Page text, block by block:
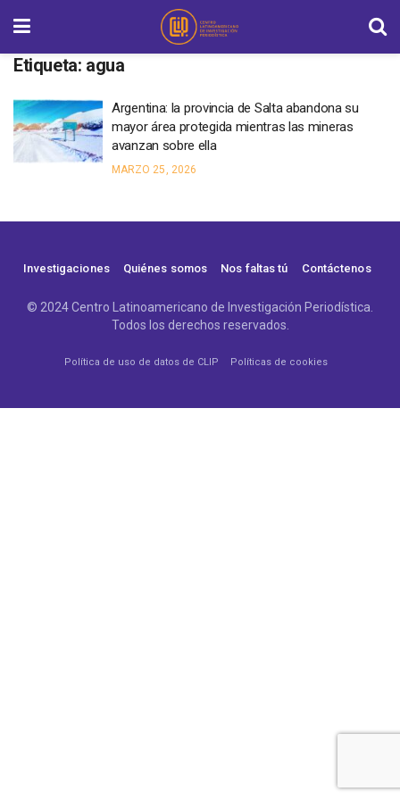
Etiqueta: agua
Argentina: la provincia de Salta abandona su
mayor área protegida mientras las mineras
avanzan sobre ella
MARZO 25, 2026
Investigaciones Quiénes somos Nos faltas tú Contáctenos
© 2024 Centro Latinoamericano de Investigación Periodística.
Todos los derechos reservados.
Política de uso de datos de CLIP Políticas de cookies